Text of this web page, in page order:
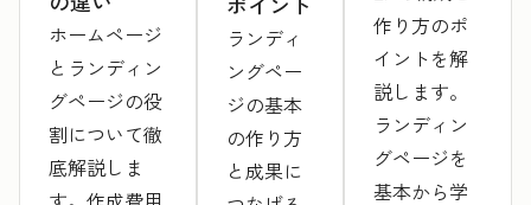
ホームページ
とランディン
グページの役
割について徹
底解説しま
ランディ
ングペー
ジの基本
の作り方
と成果に
作り方のポ
イントを解
説します。
ランディン
グページを
基本から学